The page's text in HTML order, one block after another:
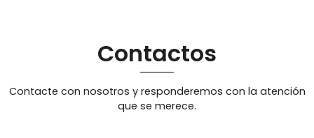
Contactos
Contacte con nosotros y responderemos con la atención
que se merece.